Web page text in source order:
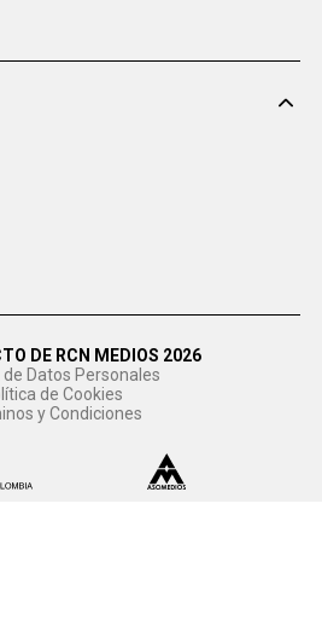
DE RCN MEDIOS 2026
de Datos Personales
de Cookies
y Condiciones